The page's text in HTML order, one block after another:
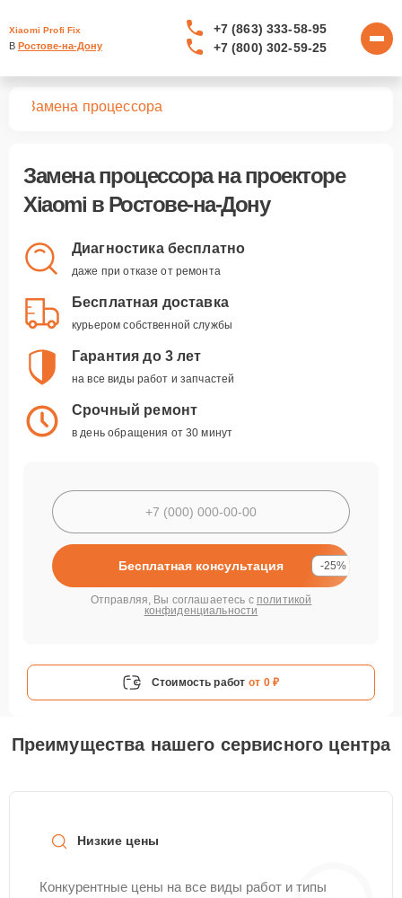
Xiaomi Profi Fix
В Ростове-на-Дону
+7 (863) 333-58-95
+7 (800) 302-59-25
Замена процессора
Замена процессорана проекторе
Xiaomi в Ростове-на-Дону
Диагностика бесплатно
даже при отказе от ремонта
Бесплатная доставка
курьером собственной службы
Гарантия до 3 лет
на все виды работ и запчастей
Срочный ремонт
в день обращения от 30 минут
Бесплатная консультация -25%
Отправляя, Вы соглашаетесь с политикой
конфиденциальности
Стоимость работ от 0 ₽
Преимущества нашего сервисного центра
Низкие цены
Конкурентные цены на все виды работ и типы